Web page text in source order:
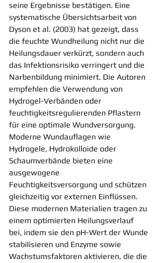
seine Ergebnisse bestätigen. Eine
systematische Übersichtsarbeit von
Dyson et al. (2003) hat gezeigt, dass
die feuchte Wundheilung nicht nur die
Heilungsdauer verkürzt, sondern auch
das Infektionsrisiko verringert und die
Narbenbildung minimiert. Die Autoren
empfehlen die Verwendung von
Hydrogel-Verbänden oder
feuchtigkeitsregulierenden Pflastern
für eine optimale Wundversorgung.
Moderne Wundauflagen wie
Hydrogele, Hydrokolloide oder
Schaumverbände bieten eine
ausgewogene
Feuchtigkeitsversorgung und schützen
gleichzeitig vor externen Einflüssen.
Diese modernen Materialien tragen zu
einem optimierten Heilungsverlauf
bei, indem sie den pH-Wert der Wunde
stabilisieren und Enzyme sowie
Wachstumsfaktoren aktivieren, die die